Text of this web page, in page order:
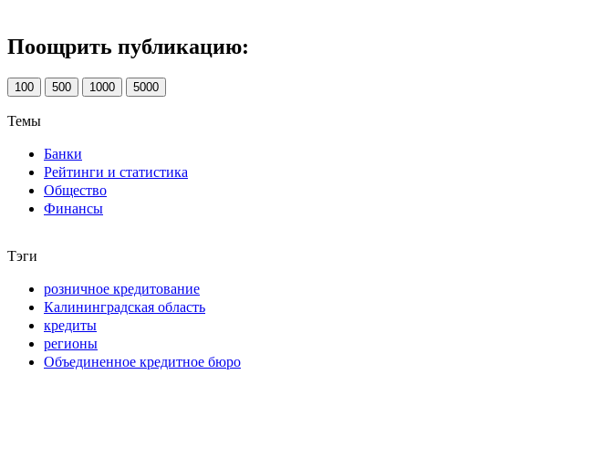
Поощрить публикацию:
100 500 1000 5000
Темы
Банки
Рейтинги и статистика
Общество
Финансы
Тэги
розничное кредитование
Калининградская область
кредиты
регионы
Объединенное кредитное бюро